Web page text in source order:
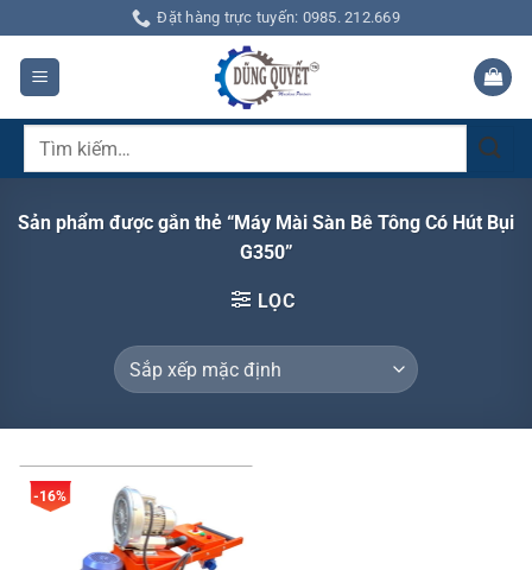
qua
dung
Đặt hàng trực tuyến: 0985. 212.669
Tìm
Sản phẩm được gắn thẻ “Máy Mài Sàn Bê Tông Có Hút Bụi
G350”
LỌC
-16%